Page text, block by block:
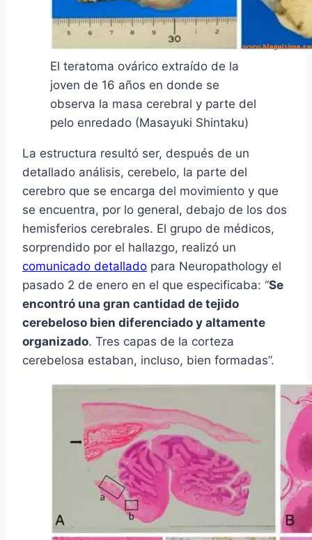
El teratoma ovárico extraído de la
joven de 16 años en donde se
observa la masa cerebral y parte del
pelo enredado (Masayuki Shintaku)
La estructura resultó ser, después de un
detallado análisis, cerebelo, la parte del
cerebro que se encarga del movimiento y que
se encuentra, por lo general, debajo de los dos
hemisferios cerebrales. El grupo de médicos,
sorprendido por el hallazgo, realizó un
comunicado detallado para Neuropathology el
pasado 2 de enero en el que especificaba: “Se
encontró una gran cantidad de tejido
cerebeloso bien diferenciado y altamente
organizado. Tres capas de la corteza
cerebelosa estaban, incluso, bien formadas”.